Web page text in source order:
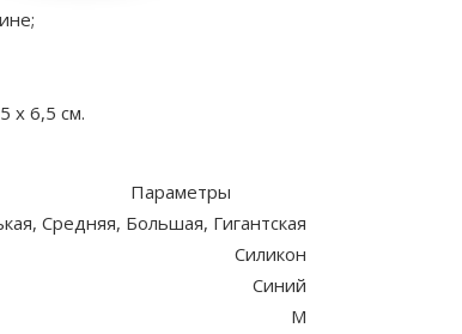
х 6,5 см.
Параметры
Средняя, Большая, Гигантская
Силикон
Синий
M